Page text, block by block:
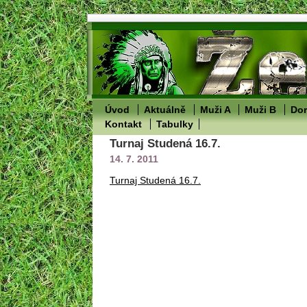
Úvod Aktuálně Muži A Muži B
Kontakt
Tabulky
Turnaj Studená 16.7.
14. 7. 2011
Turnaj Studená 16.7.